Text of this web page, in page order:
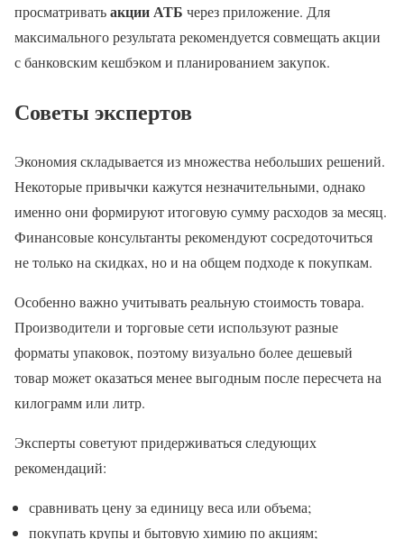
просматриватьакции АТБ через приложение. Для
максимального результата рекомендуется совмещать акции
с банковским кешбэком и планированием закупок.
Советы экспертов
Экономия складывается из множества небольших решений.
Некоторые привычки кажутся незначительными, однако
именно они формируют итоговую сумму расходов за месяц.
Финансовые консультанты рекомендуют сосредоточиться
не только на скидках, но и на общем подходе к покупкам.
Особенно важно учитывать реальную стоимость товара.
Производители и торговые сети используют разные
форматы упаковок, поэтому визуально более дешевый
товар может оказаться менее выгодным после пересчета на
килограмм или литр.
Эксперты советуют придерживаться следующих
рекомендаций:
сравнивать цену за единицу веса или объема;
покупать крупы и бытовую химию по акциям;